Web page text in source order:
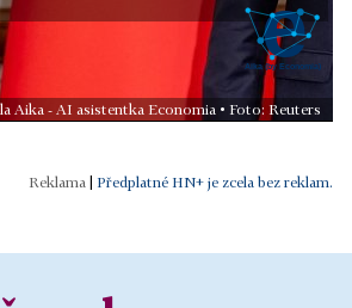
Aika - AI asistentka Economia • Foto: Reuters
Předplatné HN+ je zcela bez reklam.